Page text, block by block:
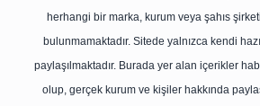
herhangi bir marka, kurum veya şahıs
bulunmamaktadır. Sitede yalnızca kendi
paylaşılmaktadır. Burada yer alan içerikler
olup, gerçek kurum ve kişiler hakkında